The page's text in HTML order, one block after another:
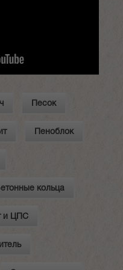
Песок
Пеноблок
кольца
и ЦПС